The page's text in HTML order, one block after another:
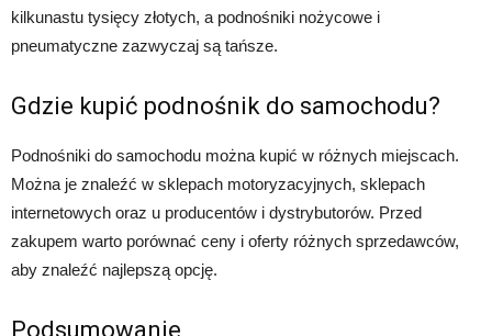
kilkunastu tysięcy złotych, a podnośniki nożycowe i
pneumatyczne zazwyczaj są tańsze.
Gdzie kupić podnośnik do samochodu?
Podnośniki do samochodu można kupić w różnych miejscach.
Można je znaleźć w sklepach motoryzacyjnych, sklepach
internetowych oraz u producentów i dystrybutorów. Przed
zakupem warto porównać ceny i oferty różnych sprzedawców,
aby znaleźć najlepszą opcję.
Podsumowanie